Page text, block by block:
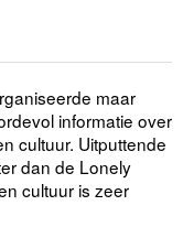
maar
informatie over
cultuur. Uitputtende
dan de Lonely
cultuur is zeer